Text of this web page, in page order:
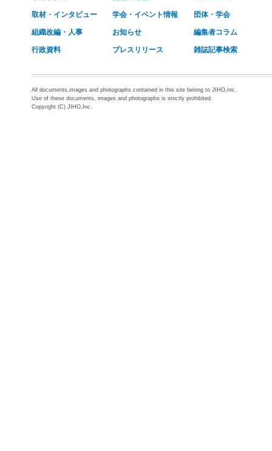
取材・インタビュー 学会・イベント情報 団体・学会
組織改編・人事 お知らせ 編集者コラム
行政資料 プレスリリース 雑誌記事検索
All documents,images and photographs contained in this site belong to JIHO,Inc.
Use of these documents, images and photographs is strictly prohibited.
Copyright (C) JIHO,Inc.